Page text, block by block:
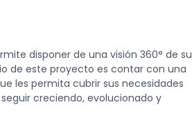
disponer de una visión 360° de su
de este proyecto es contar con una
les permita cubrir sus necesidades
creciendo, evolucionado y